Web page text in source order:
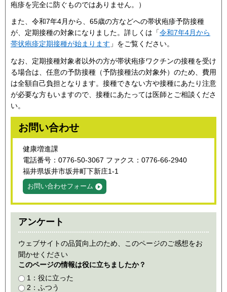
疱疹を完全に防ぐものではありません。）
また、令和7年4月から、65歳の方などへの帯状疱疹予防接種
が、定期接種の対象になりました。詳しくは「令和7年4月から
帯状疱疹定期接種が始まります 」をご覧ください。
なお、定期接種対象者以外の方が帯状疱疹ワクチンの接種を受け
る場合は、任意の予防接種（予防接種法の対象外）のため、費用
は全額自己負担となります。接種できない方や接種にあたり注意
が必要な方もいますので、接種にあたっては医師とご相談くださ
い。
お問い合わせ
健康増進課
電話番号：0776-50-3067 ファクス：0776-66-2940
福井県坂井市坂井町下新庄1-1
お問い合わせフォーム
アンケート
ウェブサイトの品質向上のため、このページのご感想をお
聞かせください
このページの情報は役に立ちましたか？
1：役に立った
2：ふつう